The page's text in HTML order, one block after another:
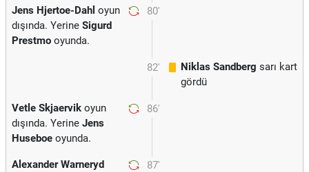
80'
Jens Hjertoe-Dahl oyun
dışında. Yerine Sigurd
Prestmo oyunda.
82' Niklas Sandberg sarı kart
gördü
86'
Vetle Skjaervik oyun
dışında. Yerine Jens
Huseboe oyunda.
87'
Alexander Warneryd